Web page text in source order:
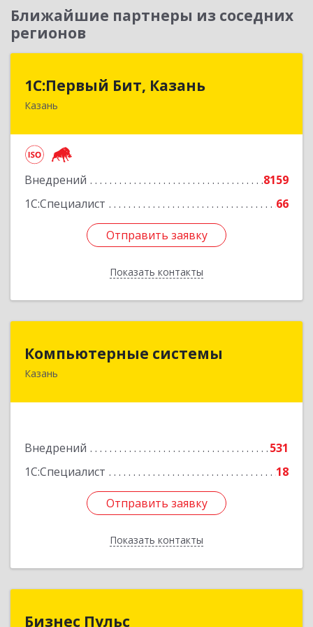
Ближайшие партнеры из соседних
регионов
1С:Первый Бит, Казань
Казань
Внедрений
8159
1С:Специалист
66
Отправить заявку
Показать контакты
420133, Татарстан Респ, Казань г, Ямашева пр-
Отправить заявку
Назад
Компьютерные системы
Казань
Внедрений
531
1С:Специалист
18
Отправить заявку
Показать контакты
420066, Татарстан Респ, Казань г, Солдатская
Отправить заявку
Назад
Бизнес Пульс